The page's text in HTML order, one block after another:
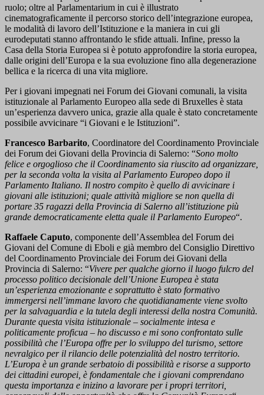
ruolo; oltre al Parlamentarium in cui è illustrato
cinematograficamente il percorso storico dell’integrazione europea,
le modalità di lavoro dell’Istituzione e la maniera in cui gli
eurodeputati stanno affrontando le sfide attuali. Infine, presso la
Casa della Storia Europea si è potuto approfondire la storia europea,
dalle origini dell’Europa e la sua evoluzione fino alla degenerazione
bellica e la ricerca di una vita migliore.
Per i giovani impegnati nei Forum dei Giovani comunali, la visita
istituzionale al Parlamento Europeo alla sede di Bruxelles è stata
un’esperienza davvero unica, grazie alla quale è stato concretamente
possibile avvicinare “i Giovani e le Istituzioni”.
Francesco Barbarito, Coordinatore del Coordinamento Provinciale
dei Forum dei Giovani della Provincia di Salerno: “Sono molto
felice e orgoglioso che il Coordinamento sia riuscito ad organizzare,
per la seconda volta la visita al Parlamento Europeo dopo il
Parlamento Italiano. Il nostro compito è quello di avvicinare i
giovani alle istituzioni; quale attività migliore se non quella di
portare 35 ragazzi della Provincia di Salerno all’istituzione più
grande democraticamente eletta quale il Parlamento Europeo“.
Raffaele Caputo, componente dell’Assemblea del Forum dei
Giovani del Comune di Eboli e già membro del Consiglio Direttivo
del Coordinamento Provinciale dei Forum dei Giovani della
Provincia di Salerno: “Vivere per qualche giorno il luogo fulcro del
processo politico decisionale dell’Unione Europea è stata
un’esperienza emozionante e soprattutto è stato formativo
immergersi nell’immane lavoro che quotidianamente viene svolto
per la salvaguardia e la tutela degli interessi della nostra Comunità.
Durante questa visita istituzionale – socialmente intesa e
politicamente proficua – ho discusso e mi sono confrontato sulle
possibilità che l’Europa offre per lo sviluppo del turismo, settore
nevralgico per il rilancio delle potenzialità del nostro territorio.
L’Europa è un grande serbatoio di possibilità e risorse a supporto
dei cittadini europei, è fondamentale che i giovani comprendano
questa importanza e inizino a lavorare per i propri territori,